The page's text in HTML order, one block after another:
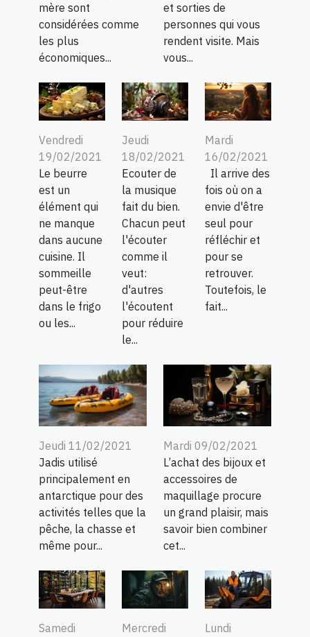
mère sont
considérées comme
les plus
économiques...
et sorties de
personnes qui vous
rendent visite. Mais
vous...
Vendredi
19/02/2021
Le beurre
est un
élément qui
ne manque
dans aucune
cuisine. Il
sommeille
peut-être
dans le frigo
ou les...
Jeudi
18/02/2021
Ecouter de
la musique
fait du bien.
Chacun peut
l'écouter
comme il
veut:
d'autres
l'écoutent
pour réduire
le...
Mardi
16/02/2021
Il arrive des
fois où on a
envie d'être
seul pour
réfléchir et
pour se
retrouver.
Toutefois, le
fait...
Jeudi 11/02/2021
Jadis utilisé
principalement en
antarctique pour des
activités telles que la
pêche, la chasse et
même pour...
Mardi 09/02/2021
L’achat des bijoux et
accessoires de
maquillage procure
un grand plaisir, mais
savoir bien combiner
cet...
Samedi
Mercredi
Lundi